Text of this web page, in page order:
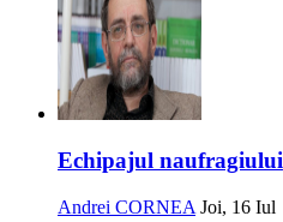
Echipajul naufragiului
Andrei CORNEA Joi, 16 Iul